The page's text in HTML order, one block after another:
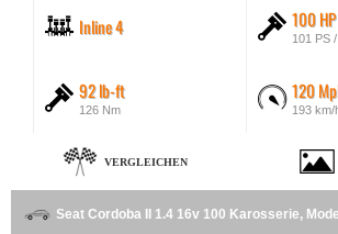
Inline 4 100 HP
101 PS
92 lb-ft
126 Nm
120
193 km/
VERGLEICHEN
Seat Cordoba II 1.4 16v 100 Karosserie,